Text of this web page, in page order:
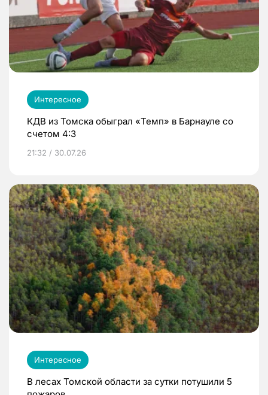
Интересное
КДВ из Томска обыграл «Темп» в Барнауле со
счетом 4:3
21:32 / 30.07.26
Интересное
В лесах Томской области за сутки потушили 5